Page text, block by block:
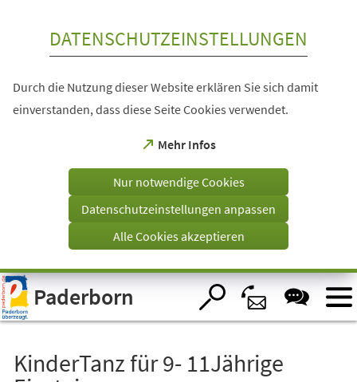
Visuelle
Assistenzsoftware
öffnen.
DATENSCHUTZEINSTELLUNGEN
Durch die Nutzung dieser Website erklären Sie sich damit
einverstanden, dass diese Seite Cookies verwendet.
Mehr Infos
(Öffnet
einem
Tab)
Nur notwendige Cookies
Datenschutzeinstellungen anpassen
Alle Cookies akzeptieren
Paderborn
KinderTanz für 9- 11Jährige